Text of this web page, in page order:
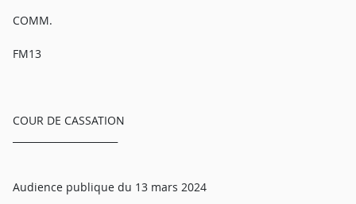
COMM.
FM13
COUR DE CASSATION
Audience publique du 13 mars 2024